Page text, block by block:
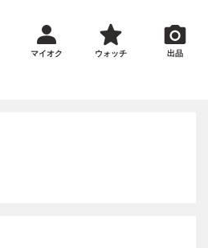
マイオク ウォッチ 出品